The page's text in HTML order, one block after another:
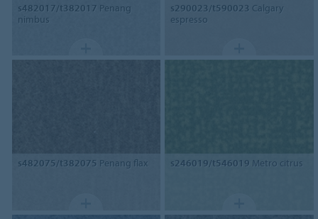
s482017/t382017 Penang
nimbus
s290023/t590023 Calgary
espresso
s482075/t382075 Penang flax s246019/t546019 Metro citrus